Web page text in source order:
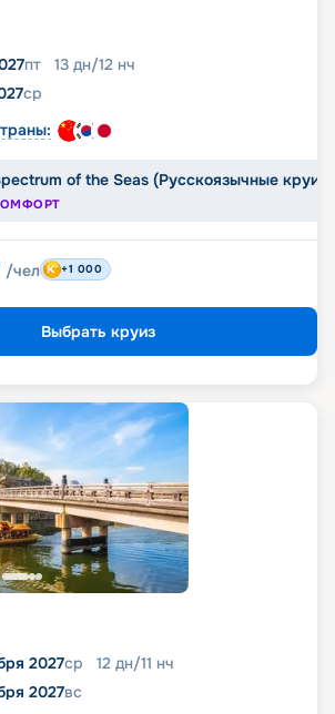
пт 13 дн/12 нч
ср
of the Seas (Русскоязычные
/чел +1 000
Выбрать круиз
2027ср 12 дн/11 нч
2027вс